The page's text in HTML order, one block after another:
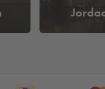
parkeren vlakbij